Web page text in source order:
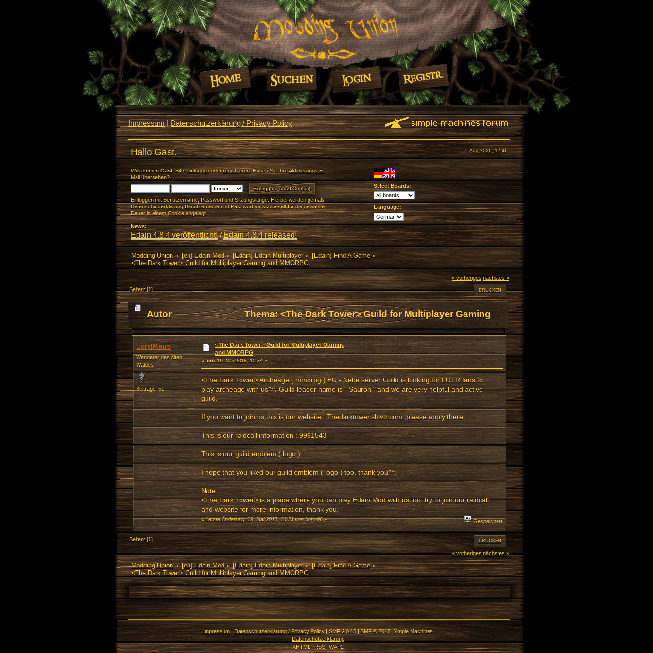
Impressum|Datenschutzerklärung / Privacy Policy
7. Aug 2026, 12:46
Hallo Gast.
Willkommen Gast. Bitte einloggenoderregistrieren. Haben Sie IhreAktivierungs E-
Mailübersehen?
Einloggen mit Benutzername, Passwort und Sitzungslänge. Hierbei werden gemäß
Datenschutzerklärung Benutzername und Passwort verschlüsselt für die gewählte
Dauer in einem Cookie abgelegt.
Select Boards:
Language:
News:
Edain 4.8.4 veröffentlicht!/Edain 4.8.4 released!
Modding Union» [en] Edain Mod» [Edain] Edain Multiplayer» [Edain] Find A Game»
<The Dark Tower> Guild for Multiplayer Gaming and MMORPG
« vorheriges nächstes »
DRUCKEN
Seiten: [1]
Autor Thema: <The Dark Tower> Guild for Multiplayer Gaming
and MMORPG (Gelesen 12589 mal)
LordMaus
Wanderer des Alten
Waldes
Beiträge: 51
<The Dark Tower> Guild for Multiplayer Gaming
and MMORPG
«am:19. Mai 2015, 12:54 »
<The Dark Tower> Archeage ( mmorpg ) EU - Nebe server Guild is looking for LOTR fans to
play archeage with us^^. Guild leader name is " Sauron " and we are very helpful and active
guild.
If you want to join us this is our website : Thedarktower.shivtr.com ,please apply there.
This is our raidcall information : 9961543
This is our guild emblem ( logo ) :
I hope that you liked our guild emblem ( logo ) too, thank you^^.
Note:
<The Dark Tower> is a place where you can play Edain Mod with us too, try to join our raidcall
and website for more information, thank you.
«Letzte Änderung: 19. Mai 2015, 16:33 von hoho96» Gespeichert
DRUCKEN
Seiten: [1]
« vorheriges nächstes »
Modding Union» [en] Edain Mod» [Edain] Edain Multiplayer» [Edain] Find A Game»
<The Dark Tower> Guild for Multiplayer Gaming and MMORPG
Impressum|Datenschutzerklärung / Privacy Policy|SMF 2.0.15|SMF © 2017,Simple Machines
Datenschutzerklärung
XHTML
RSS WAP2